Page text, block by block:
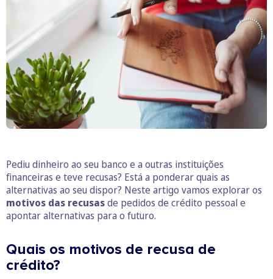
Pediu dinheiro ao seu banco e a outras instituições
financeiras e teve recusas? Está a ponderar quais as
alternativas ao seu dispor? Neste artigo vamos explorar os
motivos das recusasde pedidos de crédito pessoal e
apontar alternativas para o futuro.
Quais os motivos de recusa de
crédito?